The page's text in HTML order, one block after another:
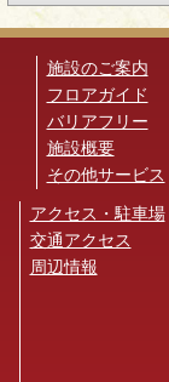
施設のご案内
フロアガイド
バリアフリー
施設概要
その他サービス
アクセス・駐車場
交通アクセス
周辺情報